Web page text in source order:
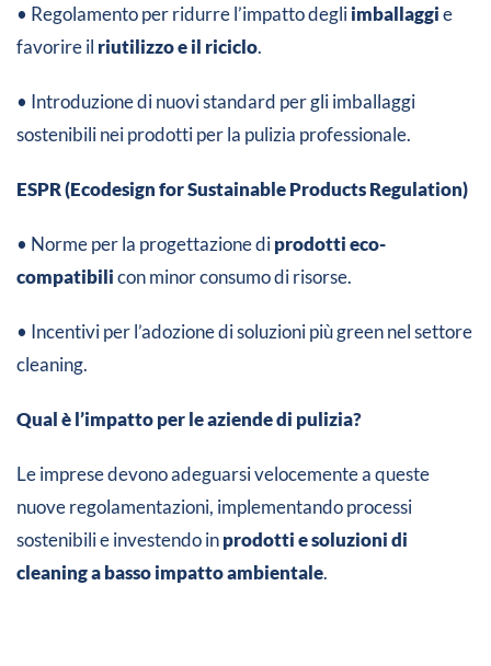
• Regolamento per ridurre l’impatto degliimballaggie
favorire il riutilizzo e il riciclo.
• Introduzione di nuovi standard per gli imballaggi
sostenibili nei prodotti per la pulizia professionale.
ESPR (Ecodesign for Sustainable Products Regulation)
• Norme per la progettazione diprodotti eco-
compatibilicon minor consumo di risorse.
• Incentivi per l’adozione di soluzioni più green nel settore
cleaning.
Qual è l’impatto per le aziende di pulizia?
Le imprese devono adeguarsi velocemente a queste
nuove regolamentazioni, implementando processi
sostenibili e investendo inprodotti e soluzioni di
cleaning a basso impatto ambientale.